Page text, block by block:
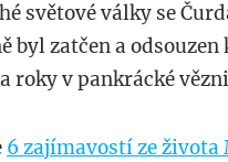
světové války se
byl zatčen a
roky v pankrácké
6 zajímavostí ze života